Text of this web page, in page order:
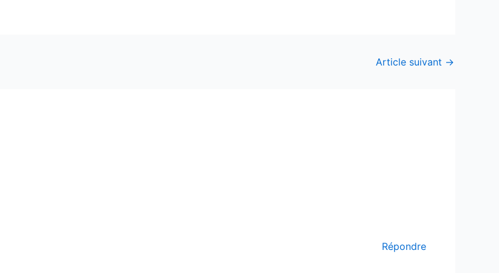
Article suivant →
Répondre